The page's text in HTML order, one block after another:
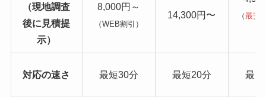
（現地調査
後に見積提
示）
8,000円～
（WEB割引）
14,300円〜 （最安
対応の速さ 最短30分 最短20分 最